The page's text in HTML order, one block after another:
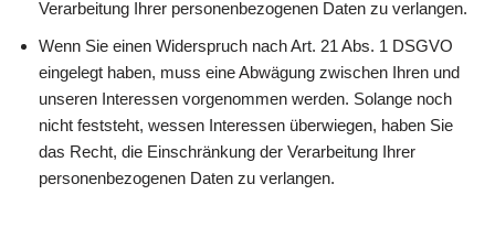
Verarbeitung Ihrer personenbezogenen Daten zu verlangen.
Wenn Sie einen Widerspruch nach Art. 21 Abs. 1 DSGVO
eingelegt haben, muss eine Abwägung zwischen Ihren und
unseren Interessen vorgenommen werden. Solange noch
nicht feststeht, wessen Interessen überwiegen, haben Sie
das Recht, die Einschränkung der Verarbeitung Ihrer
personenbezogenen Daten zu verlangen.